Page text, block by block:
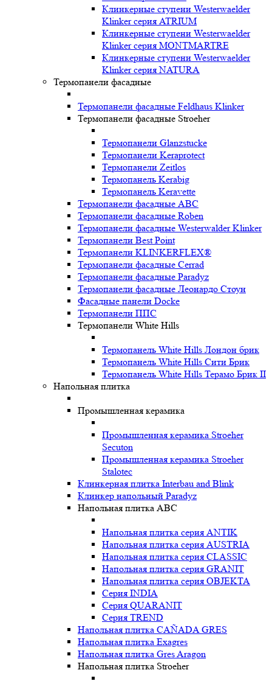
Клинкерные ступени Westerwaelder
Klinker серия ATRIUM
Клинкерные ступени Westerwaelder
Klinker серия MONTMARTRE
Клинкерные ступени Westerwaelder
Klinker серия NATURA
Термопанели фасадные
Термопанели фасадные Feldhaus Klinker
Термопанели фасадные Stroeher
Термопанели Glanzstucke
Термопанели Keraprotect
Термопанели Zeitlos
Термопанель Kerabig
Термопанель Keravette
Термопанели фасадные ABC
Термопанели фасадные Roben
Термопанели фасадные Westerwalder Klinker
Термопанели Best Point
Термопанели KLINKERFLEX®
Термопанели фасадные Cerrad
Термопанели фасадные Paradyz
Термопанели фасадные Леонардо Стоун
Фасадные панели Docke
Термопанели ППС
Термопанели White Hills
Термопанель White Hills Лондон брик
Термопанель White Hills Сити Брик
Термопанель White Hills Терамо Брик II
Напольная плитка
Промышленная керамика
Промышленная керамика Stroeher
Secuton
Промышленная керамика Stroeher
Stalotec
Клинкерная плитка Interbau and Blink
Клинкер напольный Paradyz
Напольная плитка ABC
Напольная плитка серия ANTIK
Напольная плитка серия AUSTRIA
Напольная плитка серия CLASSIC
Напольная плитка серия GRANIT
Напольная плитка серия OBJEKTA
Серия INDIA
Серия QUARANIT
Серия TREND
Напольная плитка CAÑADA GRES
Напольная плитка Exagres
Напольная плитка Gres Aragon
Напольная плитка Stroeher